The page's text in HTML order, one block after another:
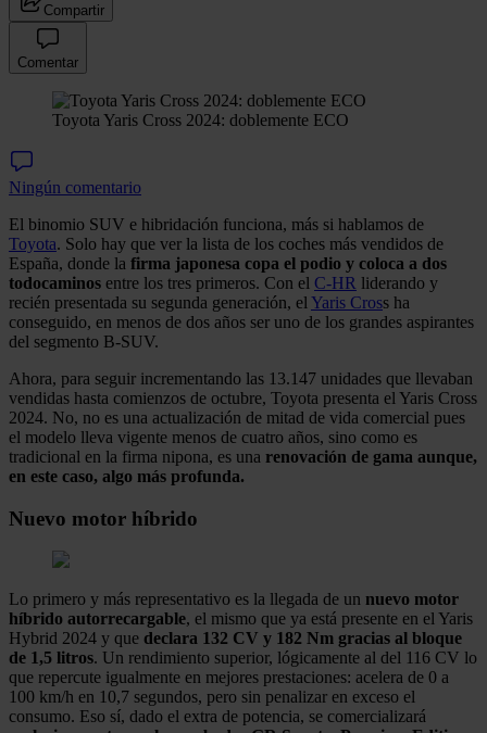
Compartir
Comentar
Toyota Yaris Cross 2024: doblemente ECO
Ningún comentario
El binomio SUV e hibridación funciona, más si hablamos de
Toyota. Solo hay que ver la lista de los coches más vendidos de
España, donde la firma japonesa copa el podio y coloca a dos
todocaminos entre los tres primeros. Con el C-HR liderando y
recién presentada su segunda generación, el Yaris Cross ha
conseguido, en menos de dos años ser uno de los grandes aspirantes
del segmento B-SUV.
Ahora, para seguir incrementando las 13.147 unidades que llevaban
vendidas hasta comienzos de octubre, Toyota presenta el Yaris Cross
2024. No, no es una actualización de mitad de vida comercial pues
el modelo lleva vigente menos de cuatro años, sino como es
tradicional en la firma nipona, es una renovación de gama aunque,
en este caso, algo más profunda.
Nuevo motor híbrido
Lo primero y más representativo es la llegada de un nuevo motor
híbrido autorrecargable, el mismo que ya está presente en el Yaris
Hybrid 2024 y que declara 132 CV y 182 Nm gracias al bloque
de 1,5 litros. Un rendimiento superior, lógicamente al del 116 CV lo
que repercute igualmente en mejores prestaciones: acelera de 0 a
100 km/h en 10,7 segundos, pero sin penalizar en exceso el
consumo. Eso sí, dado el extra de potencia, se comercializará